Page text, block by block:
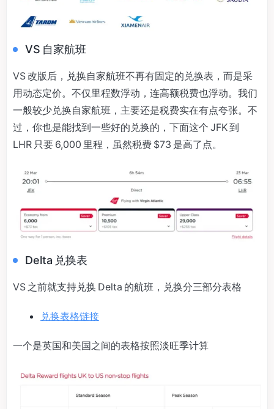
VS 自家航班
VS 改版后，兑换自家航班不再有固定的兑换表，而是采
用动态定价。不仅里程数浮动，连高额税费也浮动。我们
一般较少兑换自家航班，主要还是税费实在有点夸张。不
过，你也是能找到一些好的兑换的，下面这个 JFK 到
LHR 只要 6,000 里程，虽然税费 $73 是高了点。
Delta 兑换表
VS 之前就支持兑换 Delta 的航班，兑换分三部分表格
兑换表格链接
一个是英国和美国之间的表格按照淡旺季计算